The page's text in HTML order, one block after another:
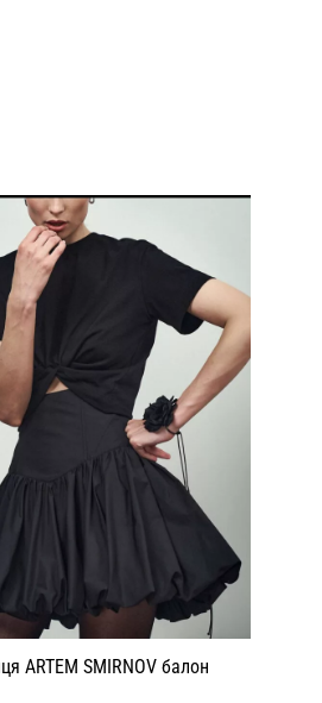
ARTEM SMIRNOV балон